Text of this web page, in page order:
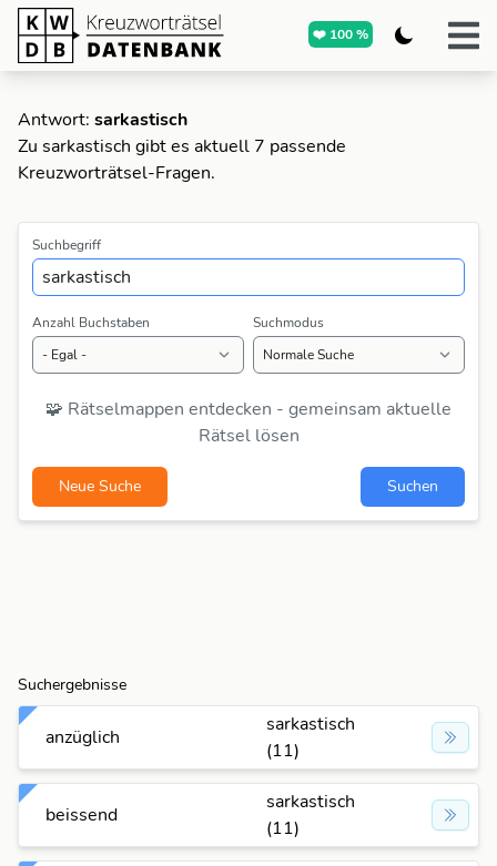
❤️ 100 %
Antwort: sarkastisch
Zu sarkastisch gibt es aktuell 7 passende
Kreuzworträtsel-Fragen.
Suchbegriff
Anzahl Buchstaben Suchmodus
🧩 Rätselmappen entdecken - gemeinsam aktuelle
Rätsel lösen
Neue Suche Suchen
Suchergebnisse
anzüglich
sarkastisch
(11)
beissend
sarkastisch
(11)